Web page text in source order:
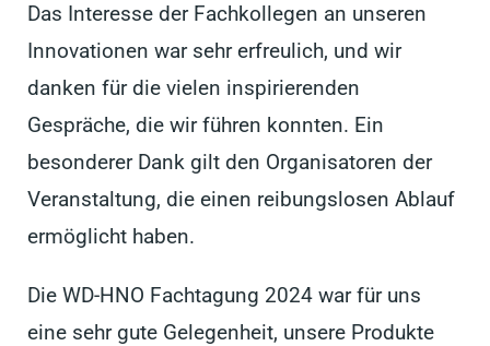
Das Interesse der Fachkollegen an unseren
Innovationen war sehr erfreulich, und wir
danken für die vielen inspirierenden
Gespräche, die wir führen konnten. Ein
besonderer Dank gilt den Organisatoren der
Veranstaltung, die einen reibungslosen Ablauf
ermöglicht haben.
Die WD-HNO Fachtagung 2024 war für uns
eine sehr gute Gelegenheit, unsere Produkte